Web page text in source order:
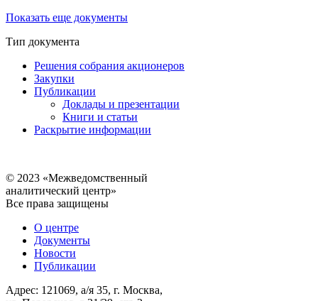
Показать еще документы
Тип документа
Решения собрания акционеров
Закупки
Публикации
Доклады и презентации
Книги и статьи
Раскрытие информации
© 2023 «Межведомственный
аналитический центр»
Все права защищены
О центре
Документы
Новости
Публикации
Адрес: 121069, а/я 35, г. Москва,